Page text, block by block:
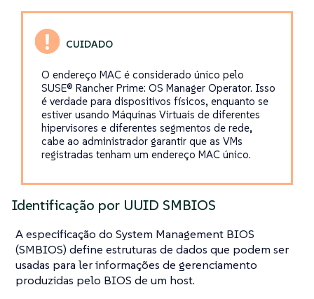
O endereço MAC é considerado único pelo
SUSE® Rancher Prime: OS Manager Operator. Isso
é verdade para dispositivos físicos, enquanto se
estiver usando Máquinas Virtuais de diferentes
hipervisores e diferentes segmentos de rede,
cabe ao administrador garantir que as VMs
registradas tenham um endereço MAC único.
Identificação por UUID SMBIOS
A especificação do System Management BIOS
(SMBIOS) define estruturas de dados que podem ser
usadas para ler informações de gerenciamento
produzidas pelo BIOS de um host.